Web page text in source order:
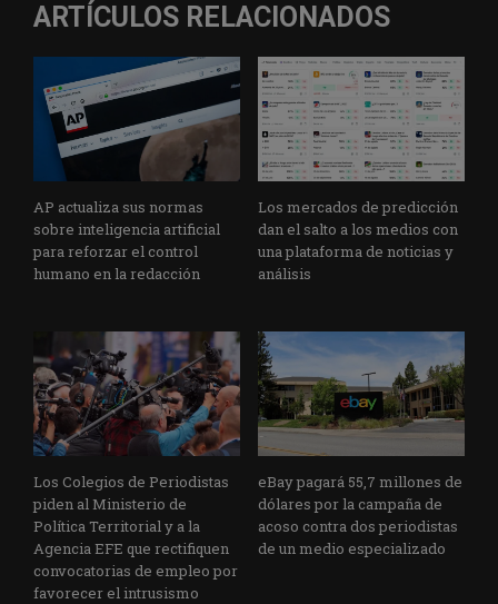
ARTÍCULOS RELACIONADOS
AP actualiza sus normas
sobre inteligencia artificial
para reforzar el control
humano en la redacción
Los mercados de predicción
dan el salto a los medios con
una plataforma de noticias y
análisis
Los Colegios de Periodistas
piden al Ministerio de
Política Territorial y a la
Agencia EFE que rectifiquen
convocatorias de empleo por
favorecer el intrusismo
eBay pagará 55,7 millones de
dólares por la campaña de
acoso contra dos periodistas
de un medio especializado